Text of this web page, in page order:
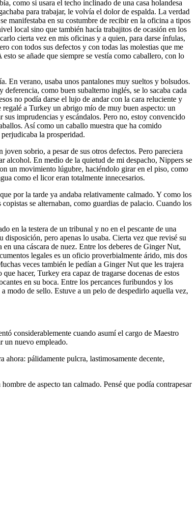
como si usara el techo inclinado de una casa holandesa
para trabajar, le volvía el dolor de espalda. La verdad
manifestaba en su costumbre de recibir en la oficina a tipos
local sino que también hacía trabajitos de ocasión en los
cierta vez en mis oficinas y a quien, para darse ínfulas,
con todos sus defectos y con todas las molestias que me
se añade que siempre se vestía como caballero, con lo
En verano, usaba unos pantalones muy sueltos y bolsudos.
como buen subalterno inglés, se lo sacaba cada
no podía darse el lujo de andar con la cara reluciente y
a Turkey un abrigo mío de muy buen aspecto: un
imprudencias y escándalos. Pero no, estoy convencido
Así como un caballo muestra que ha comido
la prosperidad.
sobrio, a pesar de sus otros defectos. Pero pareciera
alcohol. En medio de la quietud de mi despacho, Nippers se
un movimiento lúgubre, haciéndolo girar en el piso, como
como el licor eran totalmente innecesarios.
por la tarde ya andaba relativamente calmado. Y como los
se alternaban, como guardias de palacio. Cuando los
en la testera de un tribunal y no en el pescante de una
pero apenas lo usaba. Cierta vez que revisé su
una cáscara de nuez. Entre los deberes de Ginger Nut,
legales es un oficio proverbialmente árido, mis dos
veces también le pedían a Ginger Nut que les trajera
hacer, Turkey era capaz de tragarse docenas de estos
en su boca. Entre los percances furibundos y los
modo de sello. Estuve a un pelo de despedirlo aquella vez,
considerablemente cuando asumí el cargo de Maestro
un nuevo empleado.
pálidamente pulcra, lastimosamente decente,
de aspecto tan calmado. Pensé que podía contrapesar